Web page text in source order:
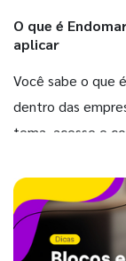
O que é
aplicar
Você sabe o que
dentro das
tema, acesse e